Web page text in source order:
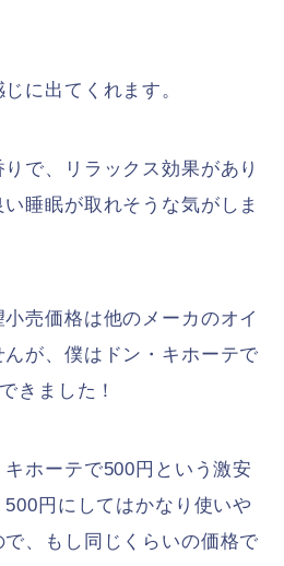
に出てくれます。
で、リラックス効果があり
睡眠が取れそうな気がしま
売価格は他のメーカのオイ
が、僕はドン・キホーテで
きました！
ホーテで500円という激安
円にしてはかなり使いや
、もし同じくらいの価格で